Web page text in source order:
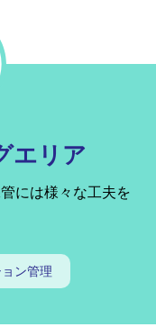
エリア
には様々な工夫を
ン管理